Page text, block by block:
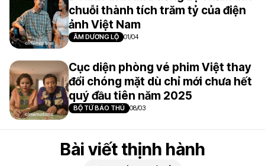
chuỗi thành tích trăm tỷ của điện
ảnh Việt Nam
ÂM DƯƠNG LỘ 01/04
Cục diện phòng vé phim Việt thay
đổi chóng mặt dù chỉ mới chưa hết
quý đầu tiên năm 2025
BỘ TỨ BÁO THỦ 08/03
Bài viết thịnh hành